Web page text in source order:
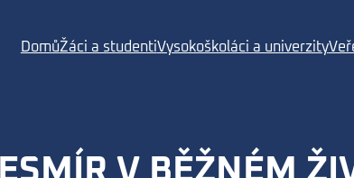
DomůŽáci a studentiVysokoškoláci a univerzity
V BĚŽNÉM